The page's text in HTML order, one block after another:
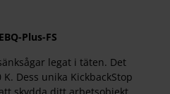
Plus-FS
legat i täten. Det
Dess unika KickbackStop
skydda ditt arbetsobjekt